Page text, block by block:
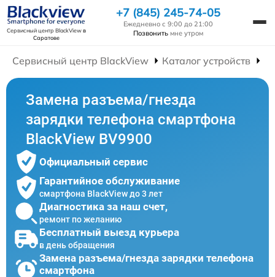
Сервисный центр BlackViewв
Саратове
+7 (845) 245-74-05
Ежедневно с 9:00 до 21:00
Позвонить мне утром
Сервисный центр BlackView Каталог устройств
Замена разъема/гнезда
зарядки телефона смартфона
BlackView BV9900
Официальный сервис
Гарантийное обслуживание
смартфона BlackView до 3 лет
Диагностика за наш счет,
ремонт по желанию
Бесплатный выезд курьера
в день обращения
Замена разъема/гнезда зарядки телефона
смартфона